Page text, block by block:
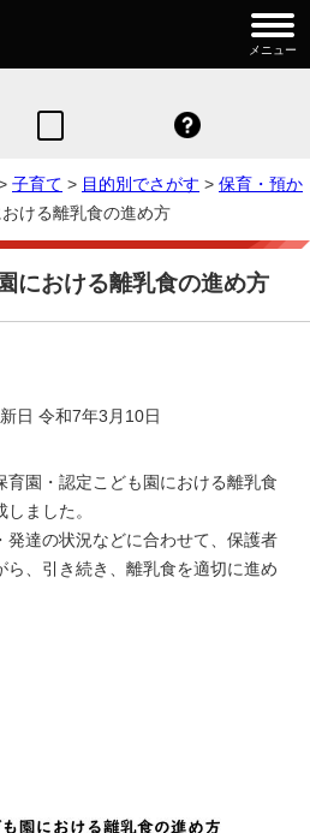
メニュー
子育て > 目的別でさがす > 保育・預か
ける離乳食の進め方
における離乳食の進め方
日 令和7年3月10日
園・認定こども園における離乳食
ました。
達の状況などに合わせて、保護者
ら、引き続き、離乳食を適切に進め